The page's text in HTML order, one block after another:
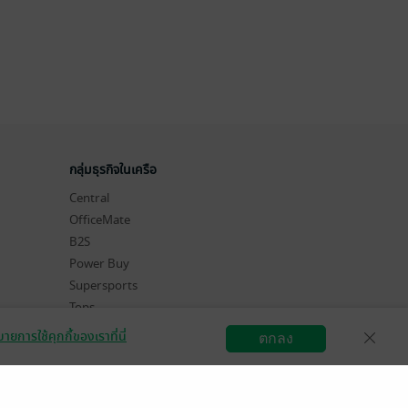
กลุ่มธุรกิจในเครือ
Central
OfficeMate
B2S
Power Buy
Supersports
Tops
Hytexts
สมัครขายอีบุ๊ก วิธีการใช้งาน
ายการใช้คุกกี้ของเราที่นี่ ตกลง